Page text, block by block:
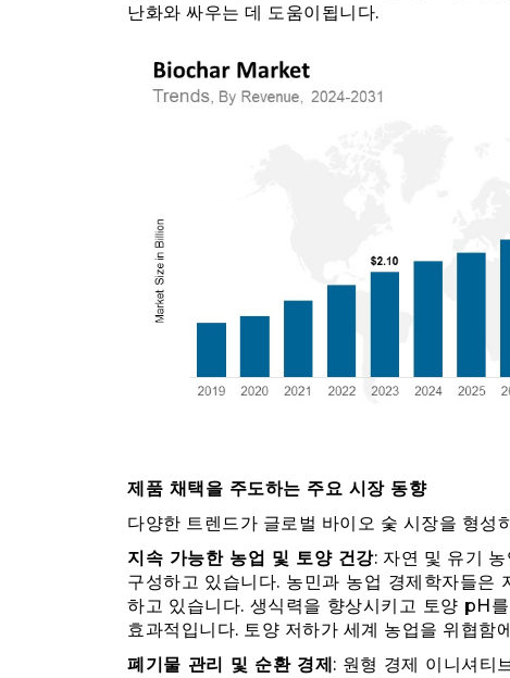
난화와 싸우는 데 도움이됩니다.
제품 채택을 주도하는 주요 시장 동향
다양한 트렌드가 글로벌 바이오 숯 시장을 형성
지속 가능한 농업 및 토양 건강: 자연 및 유기
구성하고 있습니다. 농민과 농업 경제학자들
하고 있습니다. 생식력을 향상시키고 토양 pH
효과적입니다. 토양 저하가 세계 농업을 위협함
폐기물 관리 및 순환 경제: 원형 경제 이니셔티